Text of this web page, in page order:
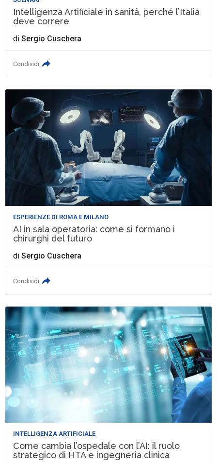
Intelligenza Artificiale in sanità, perché l’Italia
deve correre
diSergio Cuschera
Condividi
ESPERIENZE DI ROMA E MILANO
AI in sala operatoria: come si formano i
chirurghi del futuro
diSergio Cuschera
Condividi
INTELLIGENZA ARTIFICIALE
Come cambia l’ospedale con l’AI: il ruolo
strategico di HTA e ingegneria clinica